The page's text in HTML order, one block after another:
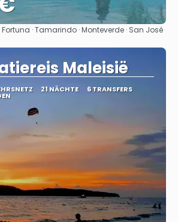
Sehen
Fortuna · Tamarindo · Monteverde · San José
Maleisië
21 NÄCHTE 6 TRANSFERS